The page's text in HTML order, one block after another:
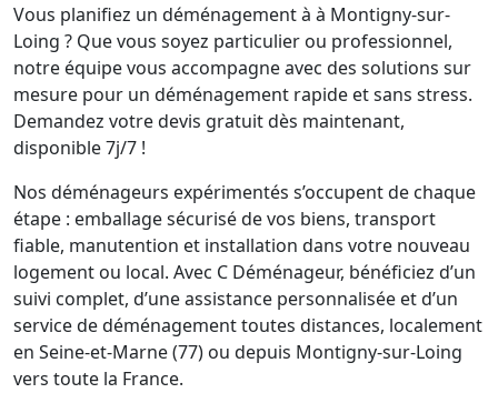
Vous planifiez un déménagement à à Montigny-sur-
Loing ? Que vous soyez particulier ou professionnel,
notre équipe vous accompagne avec des solutions sur
mesure pour un déménagement rapide et sans stress.
Demandez votre devis gratuit dès maintenant,
disponible 7j/7 !
Nos déménageurs expérimentés s’occupent de chaque
étape : emballage sécurisé de vos biens, transport
fiable, manutention et installation dans votre nouveau
logement ou local. Avec C Déménageur, bénéficiez d’un
suivi complet, d’une assistance personnalisée et d’un
service de déménagement toutes distances, localement
en Seine-et-Marne (77) ou depuis Montigny-sur-Loing
vers toute la France.